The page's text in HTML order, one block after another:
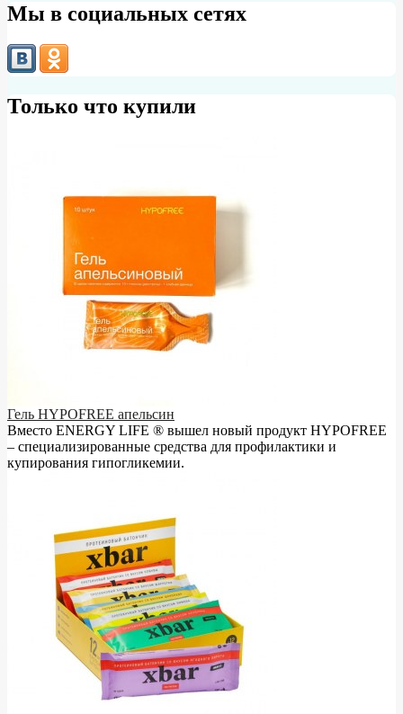
Мы в социальных сетях
Только что купили
Гель HYPOFREE апельсин
Вместо ENERGY LIFE ® вышел новый продукт HYPOFREE
– cпециализированные средства для профилактики и
купирования гипогликемии.